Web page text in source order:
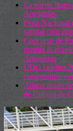
La suerte llegó
Artesanías
Feria Nacional
satisfacción
Concurso de
premia la
Artesanías
UDG celebra
compromiso
Atlapa punto
de Cultura de